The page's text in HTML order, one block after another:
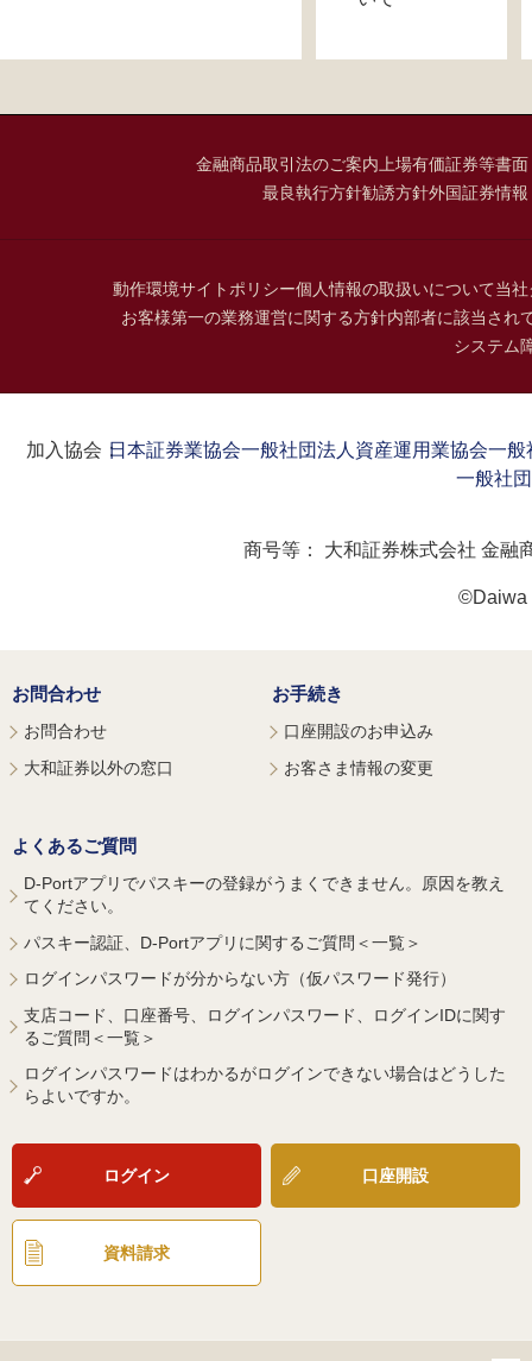
金融商品取引法のご案内 上場有価証券等書
最良執行方針勧誘方針外国証券情
動作環境サイトポリシー個人情報の取扱いについて当
お客様第一の業務運営に関する方針内部者に該当され
システム
加入協会：日本証券業協会一般社団法人資産運用業協会一般
一般社
商号等： 大和証券株式会社 金融
©Daiwa
お問合わせ
お問合わせ
大和証券以外の窓口
お手続き
口座開設のお申込み
お客さま情報の変更
よくあるご質問
D-Portアプリでパスキーの登録がうまくできません。原因を教え
てください。
パスキー認証、D-Portアプリに関するご質問＜一覧＞
ログインパスワードが分からない方（仮パスワード発行）
支店コード、口座番号、ログインパスワード、ログインIDに関す
るご質問＜一覧＞
ログインパスワードはわかるがログインできない場合はどうした
らよいですか。
ログイン 口座開設
資料請求